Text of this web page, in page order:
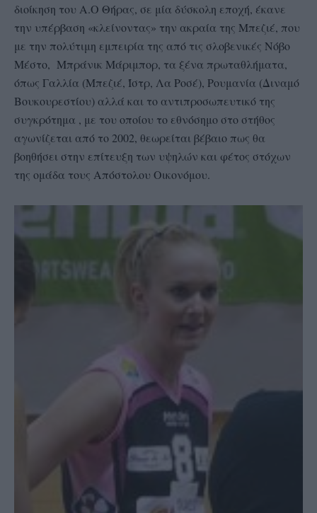
διοίκηση του Α.Ο Θήρας, σε μία δύσκολη εποχή, έκανε
την υπέρβαση «κλείνοντας» την ακραία της Μπεζιέ, που
με την πολύτιμη εμπειρία της από τις σλοβενικές Νόβο
Μέστο, Μπράνικ Μάριμπορ, τα ξένα πρωταθλήματα,
όπως Γαλλία (Μπεζιέ, Ίστρ, Λα Ροσέ), Ρουμανία (Διναμό
Βουκουρεστίου) αλλά και το αντιπροσωπευτικό της
συγκρότημα , με του οποίου το εθνόσημο στο στήθος
αγωνίζεται από το 2002, θεωρείται βέβαιο πως θα
βοηθήσει στην επίτευξη των υψηλών και φέτος στόχων
της ομάδα τους Απόστολου Οικονόμου.